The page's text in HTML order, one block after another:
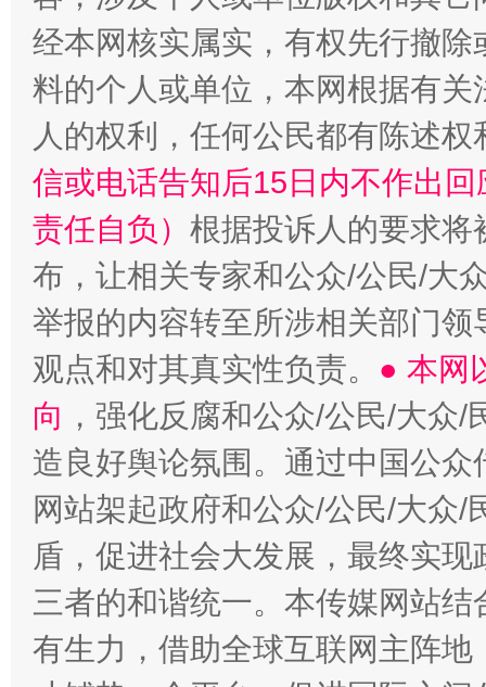
经本网核实属实，有权先行撤
料的个人或单位，本网根据有
人的权利，任何公民都有陈述
信或电话告知后15日内不作出
责任自负） 根据投诉人的要求将
布，让相关专家和公众/公民/大
举报的内容转至所涉相关部门
观点和对其真实性负责。 ● 本网
向 ，强化反腐和公众/公民/大众
造良好舆论氛围。通过中国公
网站架起政府和公众/公民/大众
盾，促进社会大发展，最终实
三者的和谐统一。本传媒网站
有生力，借助全球互联网主阵